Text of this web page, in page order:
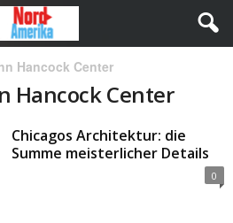
Hancock Center
Hancock Center
Chicagos Architektur: die
Summe meisterlicher Details
0